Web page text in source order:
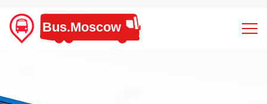
Bus.Moscow